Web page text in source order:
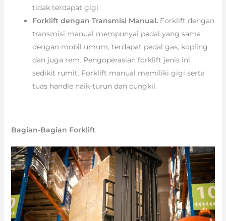
tidak terdapat gigi.
Forklift dengan Transmisi Manual.Forklift dengan
transmisi manual mempunyai pedal yang sama
dengan mobil umum, terdapat pedal gas, kopling
dan juga rem. Pengoperasian forklift jenis ini
sedikit rumit. Forklift manual memiliki gigi serta
tuas handle naik-turun dan cungkil.
Bagian-Bagian Forklift